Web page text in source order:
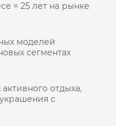
= 25 лет на рынке
моделей
сегментах
отдыха,
с